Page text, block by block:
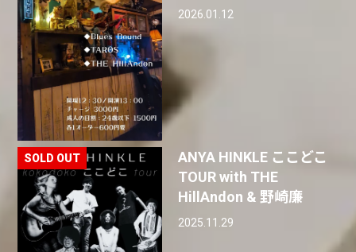
2026.01.12
ANYA HINKLE ここどこ
TOUR with THE
HillAndon & 野崎廉
2025.11.29